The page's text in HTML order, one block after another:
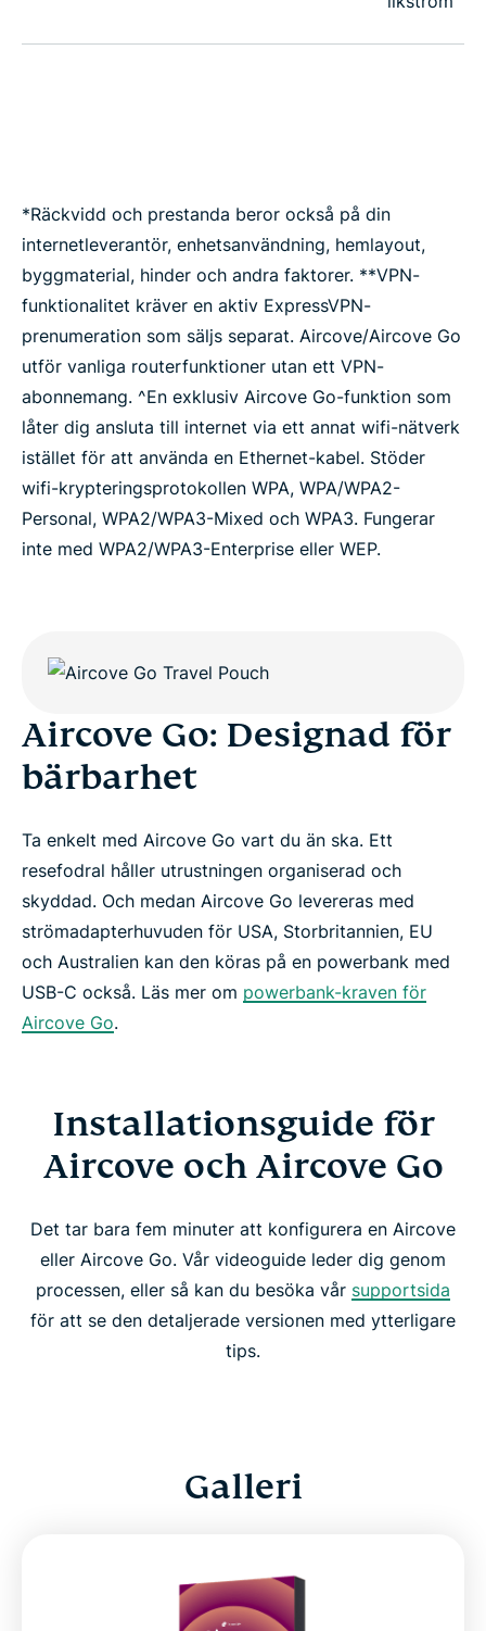
*Räckvidd och prestanda beror också på din
internetleverantör, enhetsanvändning, hemlayout,
byggmaterial, hinder och andra faktorer. **VPN-
funktionalitet kräver en aktiv ExpressVPN-
prenumeration som säljs separat. Aircove/Aircove Go
utför vanliga routerfunktioner utan ett VPN-
abonnemang. ^En exklusiv Aircove Go-funktion som
låter dig ansluta till internet via ett annat wifi-nätverk
istället för att använda en Ethernet-kabel. Stöder
wifi-krypteringsprotokollen WPA, WPA/WPA2-
Personal, WPA2/WPA3-Mixed och WPA3. Fungerar
inte med WPA2/WPA3-Enterprise eller WEP.
Aircove Go: Designad för
bärbarhet
Ta enkelt med Aircove Go vart du än ska. Ett
resefodral håller utrustningen organiserad och
skyddad. Och medan Aircove Go levereras med
strömadapterhuvuden för USA, Storbritannien, EU
och Australien kan den köras på en powerbank med
USB-C också. Läs mer om powerbank-kraven för
Aircove Go.
Installationsguide för
Aircove och Aircove Go
Det tar bara fem minuter att konfigurera en Aircove
eller Aircove Go. Vår videoguide leder dig genom
processen, eller så kan du besöka vår supportsida
för att se den detaljerade versionen med ytterligare
tips.
Galleri